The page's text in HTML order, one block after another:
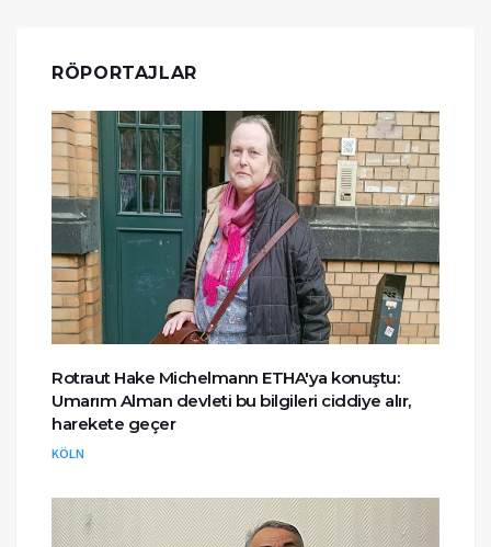
RÖPORTAJLAR
Rotraut Hake Michelmann ETHA'ya konuştu:
Umarım Alman devleti bu bilgileri ciddiye alır,
harekete geçer
KÖLN